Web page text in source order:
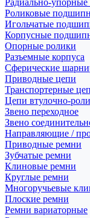
Радиально-
Роликовые
Игольчатые
Корпусные
Опорные ролики
Разъемные корпуса
Сферические
Приводные цепи
Транспортерные
Цепи втулочно-
Звено переходное
Звено
Направляющие /
Приводные ремни
Зубчатые ремни
Клиновые ремни
Круглые ремни
Многоручьевые
Плоские ремни
Ремни вариаторные